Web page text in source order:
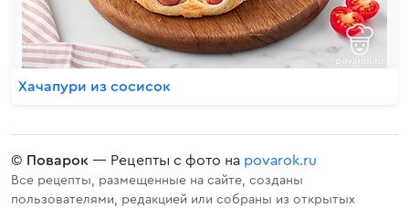
Хачапури из сосисок
© Поварок — Рецепты с фото на povarok.ru
Все рецепты, размещенные на сайте, созданы
пользователями, редакцией или собраны из открытых